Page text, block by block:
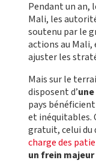
Pendant un an,
Mali, les
soutenu par le
actions au Mali,
ajuster les
Mais sur le
disposent d’
pays
et inéquitables.
gratuit, celui du
charge des
un frein